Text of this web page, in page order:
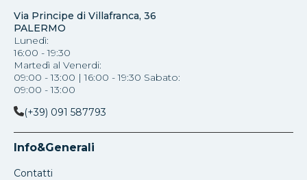
Via Principe di Villafranca, 36
PALERMO
Lunedì:
16:00 - 19:30
Martedì al Venerdi:
09:00 - 13:00 | 16:00 - 19:30 Sabato:
09:00 - 13:00
(+39) 091 587793
Info&Generali
Contatti